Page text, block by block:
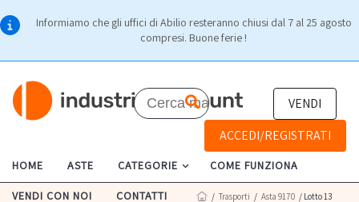
Informiamo che gli uffici di Abilio resteranno chiusi dal 7 al 25 agosto
compresi. Buone ferie !
VENDI
ACCEDI/REGISTRATI
HOME ASTE CATEGORIE COME FUNZIONA
VENDI CON NOI CONTATTI / Trasporti / Asta 9170 / Lotto 13